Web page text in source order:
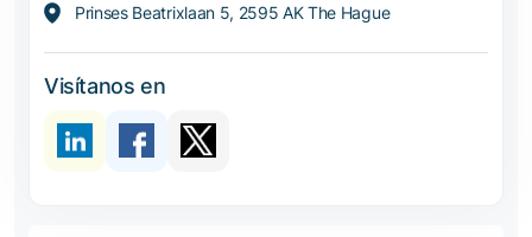
Prinses Beatrixlaan 5, 2595 AK The Hague
Visítanos en